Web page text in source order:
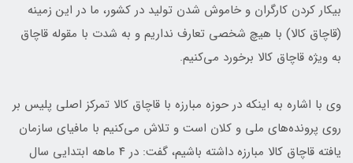
بیکار کردن کارگران و خاموش شدن تولید در کشور، ما در این زمینه
(قاچاق کالا) با هیچ شخصی تعارف نداریم و به شدت با مقوله قاچاق
به ویژه قاچاق کالا برخورد می‌کنیم.
وی با اشاره به اینکه در حوزه مبارزه با قاچاق کالا تمرکز اصلی پلیس بر
روی پرونده‌های ملی و کلان است و تلاش می‌کنیم با مافیای سازمان
یافته قاچاق کالا مبارزه داشته باشیم، گفت: در ۴ ماهه ابتدایی سال